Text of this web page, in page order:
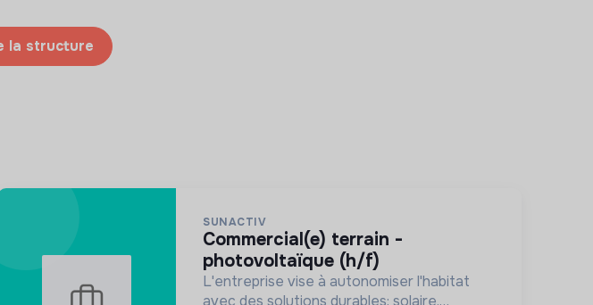
la structure
SUNACTIV
commercial(e) terrain -
photovoltaïque (h/f)
L'entreprise vise à autonomiser l'habitat
avec des solutions durables: solaire,